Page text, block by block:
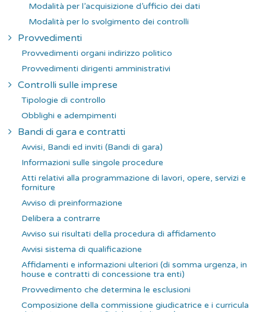
Modalità per l’acquisizione d’ufficio dei dati
Modalità per lo svolgimento dei controlli
Provvedimenti
Provvedimenti organi indirizzo politico
Provvedimenti dirigenti amministrativi
Controlli sulle imprese
Tipologie di controllo
Obblighi e adempimenti
Bandi di gara e contratti
Avvisi, Bandi ed inviti (Bandi di gara)
Informazioni sulle singole procedure
Atti relativi alla programmazione di lavori, opere, servizi e
forniture
Avviso di preinformazione
Delibera a contrarre
Avviso sui risultati della procedura di affidamento
Avvisi sistema di qualificazione
Affidamenti e informazioni ulteriori (di somma urgenza, in
house e contratti di concessione tra enti)
Provvedimento che determina le esclusioni
Composizione della commissione giudicatrice e i curricula